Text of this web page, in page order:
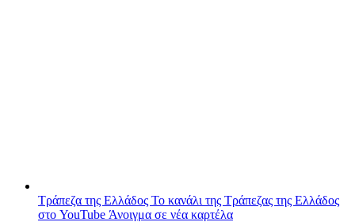
Τράπεζα της Ελλάδος Το κανάλι της Τράπεζας της Ελλάδος
στο YouTube Άνοιγμα σε νέα καρτέλα